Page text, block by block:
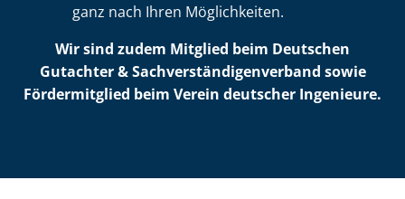
ganz nach Ihren Möglichkeiten.
Wir sind zudem Mitglied beim Deutschen
Gutachter & Sach­ver­stän­di­gen­ver­band sowie
Fördermitglied beim Verein deutscher Ingenieure.